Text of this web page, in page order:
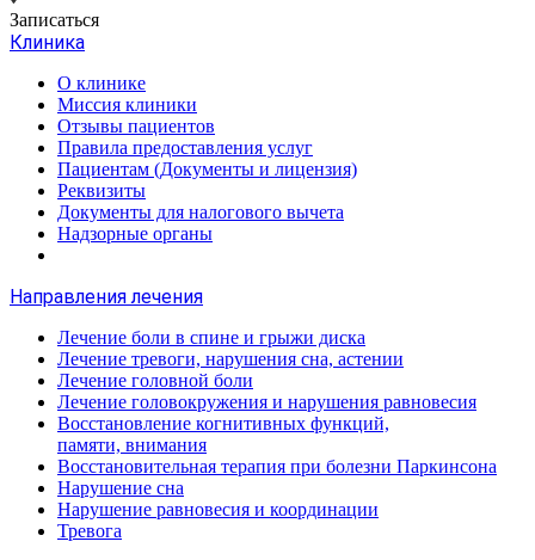
Записаться
Клиника
О клинике
Миссия клиники
Отзывы пациентов
Правила предоставления услуг
Пациентам (Документы и лицензия)
Реквизиты
Документы для налогового вычета
Надзорные органы
Направления лечения
Лечение боли в спине и грыжи диска
Лечение тревоги, нарушения сна, астении
Лечение головной боли
Лечение головокружения и нарушения равновесия
Восстановление когнитивных функций,
памяти, внимания
Восстановительная терапия при болезни Паркинсона
Нарушение сна
Нарушение равновесия и координации
Тревога